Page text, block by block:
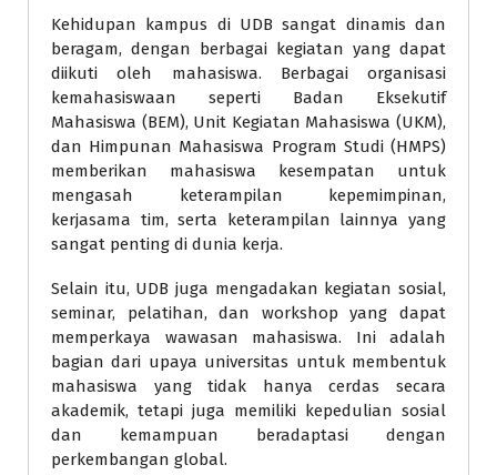
Kehidupan kampus di UDB sangat dinamis dan
beragam, dengan berbagai kegiatan yang dapat
diikuti oleh mahasiswa. Berbagai organisasi
kemahasiswaan seperti Badan Eksekutif
Mahasiswa (BEM), Unit Kegiatan Mahasiswa (UKM),
dan Himpunan Mahasiswa Program Studi (HMPS)
memberikan mahasiswa kesempatan untuk
mengasah keterampilan kepemimpinan,
kerjasama tim, serta keterampilan lainnya yang
sangat penting di dunia kerja.
Selain itu, UDB juga mengadakan kegiatan sosial,
seminar, pelatihan, dan workshop yang dapat
memperkaya wawasan mahasiswa. Ini adalah
bagian dari upaya universitas untuk membentuk
mahasiswa yang tidak hanya cerdas secara
akademik, tetapi juga memiliki kepedulian sosial
dan kemampuan beradaptasi dengan
perkembangan global.